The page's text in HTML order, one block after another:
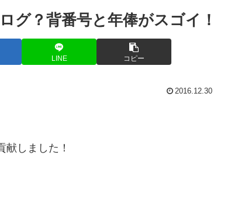
グ？背番号と年俸がスゴイ！
LINE コピー
2016.12.30
しました！